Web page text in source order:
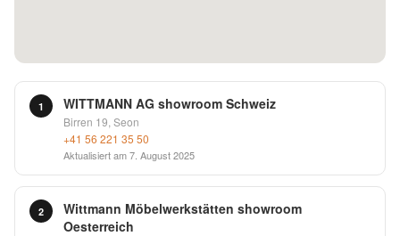
1 WITTMANN AG showroom Schweiz
Birren 19, Seon
+41 56 221 35 50
Aktualisiert am7. August 2025
2
Wittmann Möbelwerkstätten showroom
Oesterreich